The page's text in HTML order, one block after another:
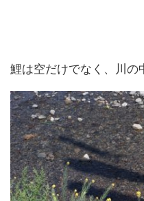
鯉は空だけでなく、川の